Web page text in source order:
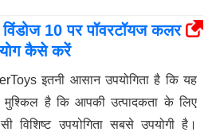
10 पर पॉवरटॉयज कलर
कैसे करें
इतनी आसान उपयोगिता है कि यह
मुश्किल है कि आपकी उत्पादकता के लिए
विशिष्ट उपयोगिता सबसे उपयोगी है।